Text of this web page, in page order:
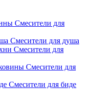
Смесители для
Смесители для душа
Смесители для
Смесители для
Смесители для биде